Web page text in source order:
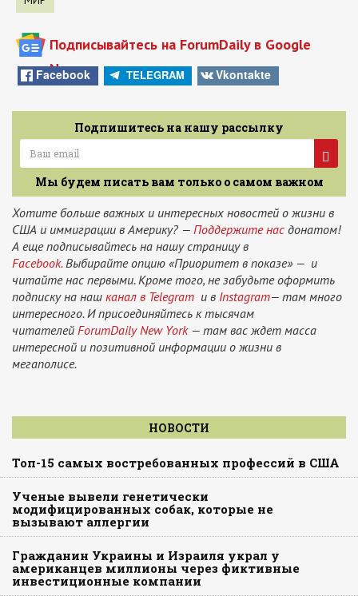
Подписывайтесь на ForumDaily в Google
News
Facebook TELEGRAM Vkontakte
Подпишитесь на нашу рассылку
Мы будем писать вам только о самом важном
Хотите больше важных и интересных новостей о жизни в
США и иммиграции в Америку? — Поддержите нас донатом!
А еще подписывайтесь на нашу страницу в
Facebook.Выбирайте опцию «Приоритет в показе» — и
читайте нас первыми. Кроме того, не забудьте оформить
подписку на наш канал в Telegram и в Instagram— там много
интересного. И присоединяйтесь к тысячам
читателей ForumDaily New York— там вас ждет масса
интересной и позитивной информации о жизни в
мегаполисе.
НОВОСТИ
Топ-15 самых востребованных профессий в США
Ученые вывели генетически
модифицированных собак, которые не
вызывают аллергии
Гражданин Украины и Израиля украл у
американцев миллионы через фиктивные
инвестиционные компании